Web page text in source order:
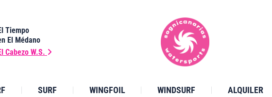
Tiempo
El Médano
Cabezo W.S.
SURF WINGFOIL WINDSURF ALQUILER